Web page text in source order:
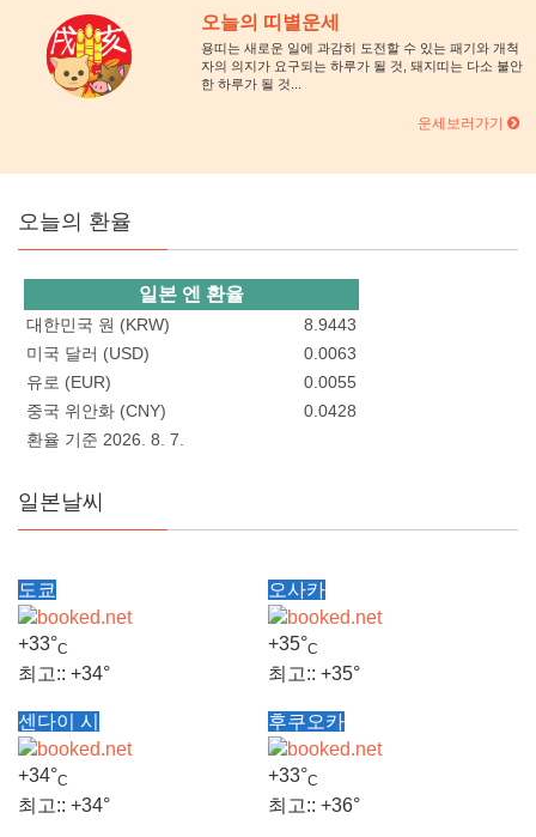
오늘의 띠별운세
용띠는 새로운 일에 과감히 도전할 수 있는 패기와 개척
자의 의지가 요구되는 하루가 될 것, 돼지띠는 다소 불안
한 하루가 될 것...
운세보러가기
오늘의 환율
일본 엔 환율
대한민국 원 (KRW)
8.9443
미국 달러 (USD)
0.0063
유로 (EUR)
0.0055
중국 위안화 (CNY)
0.0428
환율 기준 2026. 8. 7.
일본날씨
도쿄
+33°C
최고:: +34°
최저::+26°
토, 08.08.2026
오사카
+35°C
최고:: +35°
최저::+28°
토, 08.08.2026
센다이 시
+34°C
최고:: +34°
후쿠오카
+33°C
최고:: +36°